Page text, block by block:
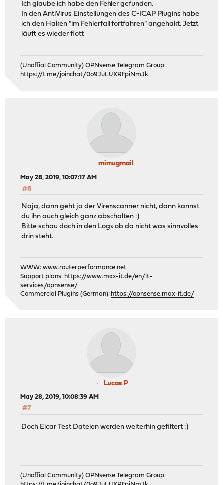
Ich glaube ich habe den Fehler gefunden.
In den AntiVirus Einstellungen des C-ICAP Plugins habe
ich den Haken "im Fehlerfall fortfahren" angehakt. Jetzt
läuft es wieder flott
(Unoffial Community) OPNsense Telegram Group:
https://t.me/joinchat/0o9JuLUXRFpiNmJk
mimugmail
May 28, 2019, 10:07:17 AM
#6
Naja, dann geht ja der Virenscanner nicht, dann kannst
du ihn auch gleich ganz abschalten :)
Bitte schau doch in den Logs ob da nicht was sinnvolles
drin steht.
WWW:www.routerperformance.net
Support plans: https://www.max-it.de/en/it-
services/opnsense/
Commercial Plugins (German): https://opnsense.max-it.de/
Lucas P
May 28, 2019, 10:08:39 AM
#7
Doch Eicar Test Dateien werden weiterhin gefiltert :)
(Unoffial Community) OPNsense Telegram Group: